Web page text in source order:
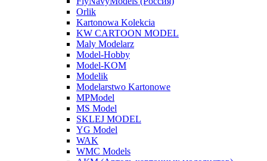
Orlik
Kartonowa Kolekcia
KW CARTOON MODEL
Maly Modelarz
Model-Hobby
Model-KOM
Modelik
Modelarstwo Kartonowe
MPModel
MS Model
SKLEJ MODEL
YG Model
WAK
WMC Models